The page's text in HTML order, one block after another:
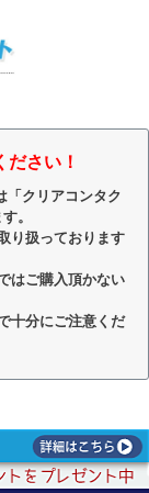
さい！
「クリアコンタク
。
り扱っております
はご購入頂かない
十分にご注意くだ